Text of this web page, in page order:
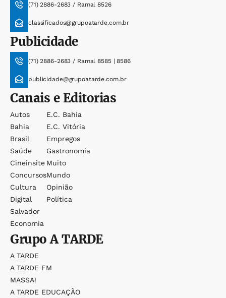
(71) 2886-2683 / Ramal 8526
classificados@grupoatarde.com.br
Publicidade
(71) 2886-2683 / Ramal 8585 | 8586
publicidade@grupoatarde.com.br
Canais e Editorias
Autos
Bahia
Brasil
Saúde
Cineinsite
Concursos
Cultura
Digital
Salvador
Economia
E.c. Bahia
E.c. Vitória
Empregos
Gastronomia
Muito
Mundo
Opinião
Política
GrupoA TARDE
A TARDE
A TARDE FM
MASSA!
A TARDE EDUCAÇÃO